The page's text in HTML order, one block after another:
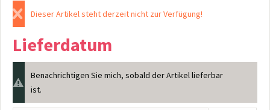
Dieser Artikel steht derzeit nicht zur Verfügung!
Lieferdatum
Benachrichtigen Sie mich, sobald der Artikel lieferbar
ist.